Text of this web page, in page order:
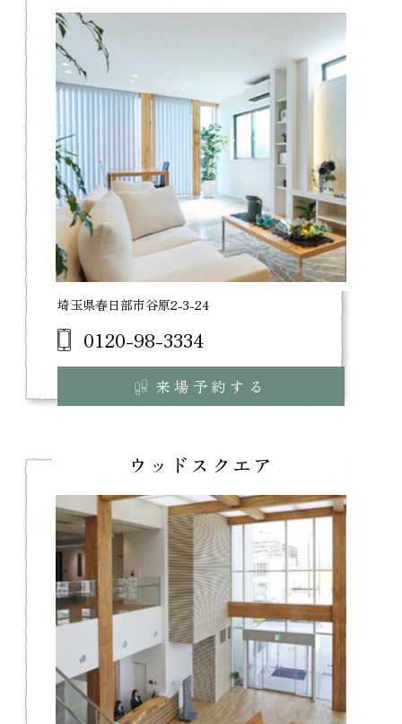
埼玉県春日部市谷原2-3-24
0120-98-3334
来場予約する
ウッドスクエア